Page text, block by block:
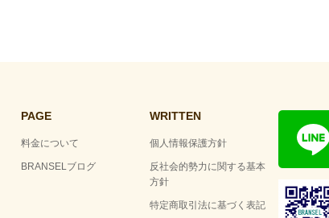
PAGE
料金について
BRANSELブログ
WRITTEN
個人情報保護方針
反社会的勢力に関する基本
方針
特定商取引法に基づく表記